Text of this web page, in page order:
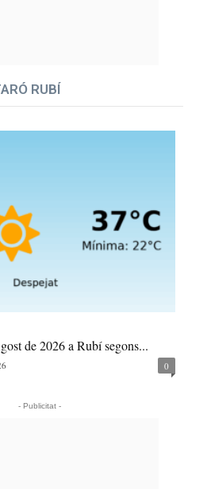
RUBÍ
de 2026 a Rubí segons...
0
- Publicitat -